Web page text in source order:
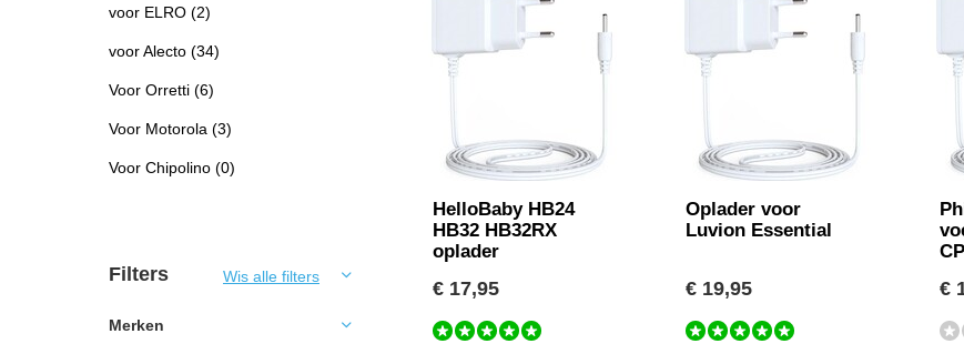
HelloBaby HB24
HB32 HB32RX
oplader
€ 17,95
Oplader voor
Luvion Essential
€ 19,95 €
voor ELRO (2)
voor Alecto (34)
Voor Orretti (6)
Voor Motorola (3)
Voor Chipolino (0)
Filters Wis alle filters
Merken